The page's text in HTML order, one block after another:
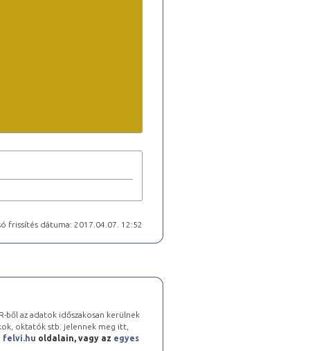
frissítés dátuma: 2017.04.07. 12:52
ből az adatok időszakosan kerülnek
oktatók stb. jelennek meg itt,
felvi.hu oldalain, vagy az egyes